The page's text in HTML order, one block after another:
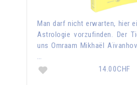
Man darf nicht erwarten, hier
Astrologie vorzufinden. Der
uns Omraam Mikhaël
…
14.00CHF